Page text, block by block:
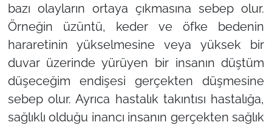
bazı olayların ortaya çıkmasına sebep olur.
Örneğin üzüntü, keder ve öfke bedenin
hararetinin yükselmesine veya yüksek bir
duvar üzerinde yürüyen bir insanın düştüm
düşeceğim endişesi gerçekten düşmesine
sebep olur. Ayrıca hastalık takıntısı hastalığa,
sağlıklı olduğu inancı insanın gerçekten sağlık